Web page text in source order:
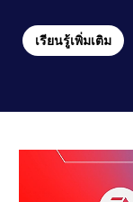
เรียนรู้เพิ่มเติม